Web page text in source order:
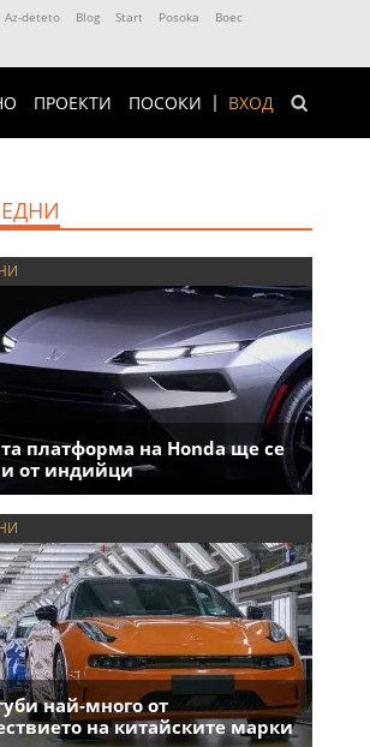
Az-deteto Blog Start Posoka
Boec
ВХОД
ПРОЕКТИ ПОСОКИ
платформа на Honda ще се
от индийци
най-много от
на китайските марки